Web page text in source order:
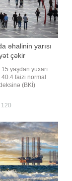
əhalinin yarısı
çəkir
yaşdan yuxarı
faizi normal
(BKİ)
BİG.AZ -a
48.2 faizi
26-30), 10 faizi isə
120